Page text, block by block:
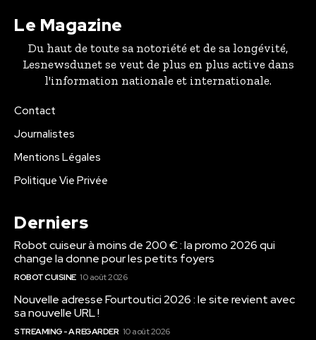
Le Magazine
Du haut de toute sa notoriété et de sa longévité,
Lesnewsdunet se veut de plus en plus active dans
l'information nationale et internationale.
Contact
Journalistes
Mentions Légales
Politique Vie Privée
Derniers
Robot cuiseur à moins de 200 € : la promo 2026 qui
change la donne pour les petits foyers
ROBOT CUISINE 10 août 2026
Nouvelle adresse Fourtoutici 2026 : le site revient avec
sa nouvelle URL !
STREAMING - A REGARDER 10 août 2026